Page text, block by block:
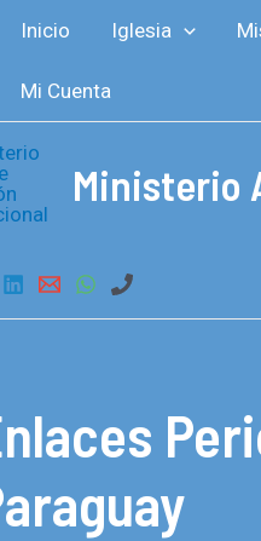
Inicio Iglesia
Mi Cuenta
Ministerio